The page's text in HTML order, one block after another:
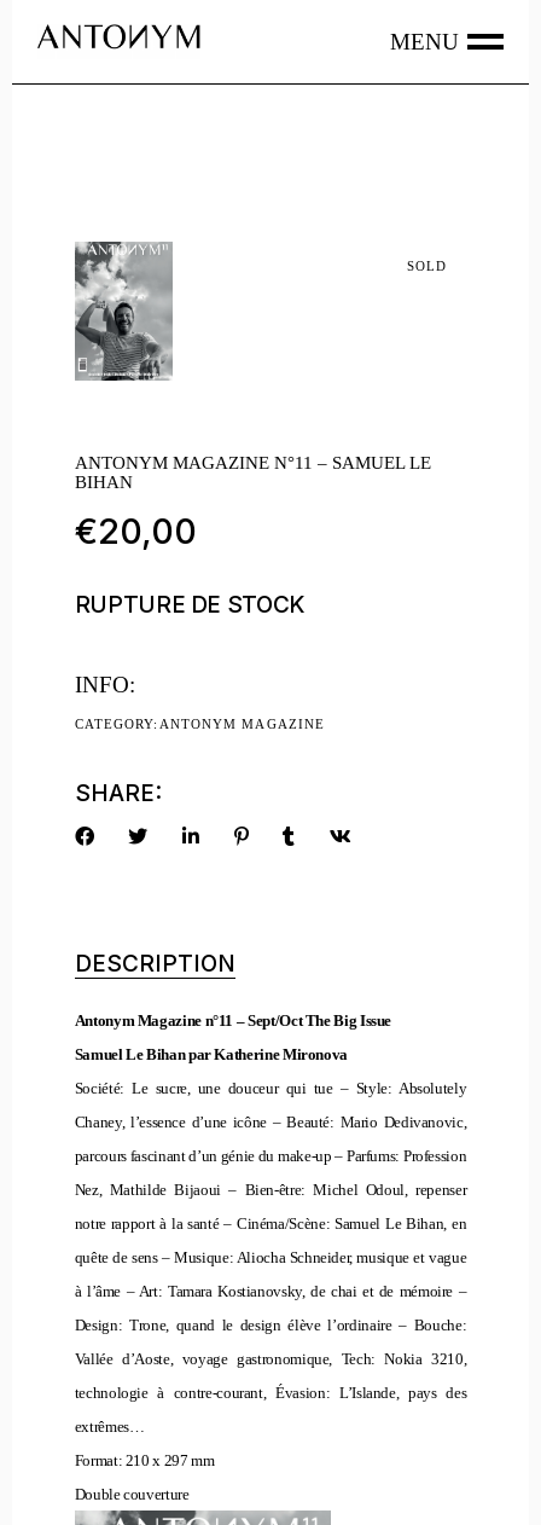
SOLD
ANTONYM MAGAZINE N°11 – SAMUEL LE
BIHAN
€20,00
RUPTURE DE STOCK
INFO:
CATEGORY: ANTONYM MAGAZINE
SHARE:
DESCRIPTION
Antonym Magazine n°11 – Sept/Oct The Big Issue
Samuel Le Bihan par Katherine Mironova
Société: Le sucre, une douceur qui tue – Style: Absolutely
Chaney, l’essence d’une icône – Beauté: Mario Dedivanovic,
parcours fascinant d’un génie du make-up – Parfums: Profession
Nez, Mathilde Bijaoui – Bien-être: Michel Odoul, repenser
notre rapport à la santé – Cinéma/Scène: Samuel Le Bihan, en
quête de sens – Musique: Aliocha Schneider, musique et vague
à l’âme – Art: Tamara Kostianovsky, de chai et de mémoire –
Design: Trone, quand le design élève l’ordinaire – Bouche:
Vallée d’Aoste, voyage gastronomique, Tech: Nokia 3210,
technologie à contre-courant, Évasion: L’Islande, pays des
extrêmes…
Format: 210 x 297 mm
Double couverture